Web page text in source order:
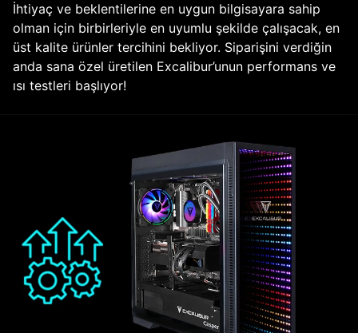
İhtiyaç ve beklentilerine en uygun bilgisayara sahip
olman için birbirleriyle en uyumlu şekilde çalışacak, en
üst kalite ürünler tercihini bekliyor. Siparişini verdiğin
anda sana özel üretilen Excalibur’unun performans ve
ısı testleri başlıyor!